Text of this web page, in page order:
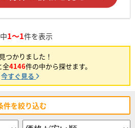
1～1件を表示
見つかりました！
全4146件の中から探せます。
今すぐ見る
件を絞り込む